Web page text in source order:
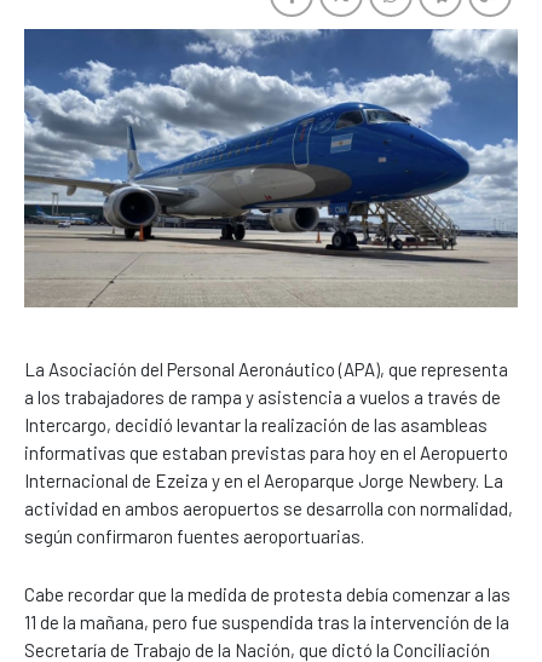
La Asociación del Personal Aeronáutico (APA), que representa
a los trabajadores de rampa y asistencia a vuelos a través de
Intercargo, decidió levantar la realización de las asambleas
informativas que estaban previstas para hoy en el Aeropuerto
Internacional de Ezeiza y en el Aeroparque Jorge Newbery. La
actividad en ambos aeropuertos se desarrolla con normalidad,
según confirmaron fuentes aeroportuarias.
Cabe recordar que la medida de protesta debía comenzar a las
11 de la mañana, pero fue suspendida tras la intervención de la
Secretaría de Trabajo de la Nación, que dictó la Conciliación